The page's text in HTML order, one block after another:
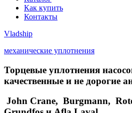
Как купить
Контакты
Vladship
механические уплотнения
Торцевые уплотнения
качественные и не дорогие
John Crane, Burgmann,